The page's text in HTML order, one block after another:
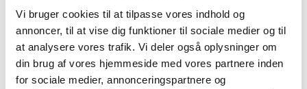
Vi bruger cookies til at tilpasse vores indhold og
annoncer, til at vise dig funktioner til sociale medier og til
at analysere vores trafik. Vi deler også oplysninger om
din brug af vores hjemmeside med vores partnere inden
for sociale medier, annonceringspartnere og